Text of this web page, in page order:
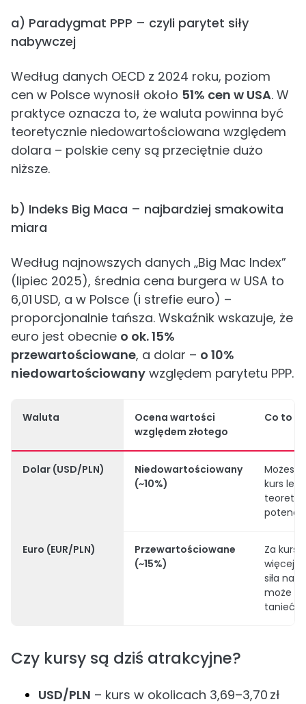
a) Paradygmat PPP – czyli parytet siły
nabywczej
Według danych OECD z 2024 roku, poziom
cen w Polsce wynosił około 51% cen w USA. W
praktyce oznacza to, że waluta powinna być
teoretycznie niedowartościowana względem
dolara – polskie ceny są przeciętnie dużo
niższe.
b) Indeks Big Maca – najbardziej smakowita
miara
Według najnowszych danych „Big Mac Index”
(lipiec 2025), średnia cena burgera w USA to
6,01 USD, a w Polsce (i strefie euro) –
proporcjonalnie tańsza. Wskaźnik wskazuje, że
euro jest obecnie o ok. 15%
przewartościowane, a dolar – o 10%
niedowartościowany względem parytetu PPP.
Waluta
Ocena wartości
względem złotego
Co to
Dolar (USD/PLN)
Niedowartościowany
(~10%)
Możesz
kurs
Euro (EUR/PLN)
Przewartościowane
(~15%)
Za
więcej
siła
może z
tanieć.
Czy kursy są dziś atrakcyjne?
USD/PLN – kurs w okolicach 3,69–3,70 zł